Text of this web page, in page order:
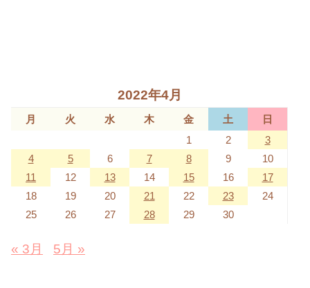
2022年4月
月 火 水 木 金 土
日
1
2
3
4
5 6 7 8 9
10
11
12 13 14 15 16
17
18
19 20 21 22 23
24
25
26 27 28 29 30
« 3月 5月 »